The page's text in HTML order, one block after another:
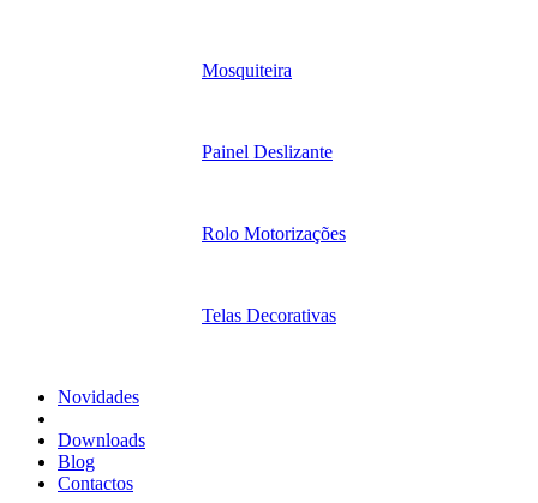
Mosquiteira
Painel Deslizante
Rolo Motorizações
Telas Decorativas
Novidades
Downloads
Blog
Contactos